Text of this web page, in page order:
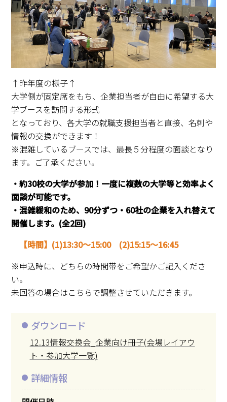
↑昨年度の様子↑
大学側が固定席をもち、企業担当者が自由に希望する大
学ブースを訪問する形式
となっており、各大学の就職支援担当者と直接、名刺や
情報の交換ができます！
※混雑しているブースでは、最長５分程度の面談となり
ます。ご了承ください。
・約30校の大学が参加！ 一度に複数の大学等と効率よく
面談が可能です。
・混雑緩和のため、90分ずつ・60社の企業を入れ替えて
開催します。(全2回)
【時間】(1)13:30～15:00 (2)15:15～16:45
※申込時に、どちらの時間帯をご希望かご記入くださ
い。
未回答の場合はこちらで調整させていただきます。
ダウンロード
12.13情報交換会_企業向け冊子(会場レイアウ
ト・参加大学一覧)
詳細情報